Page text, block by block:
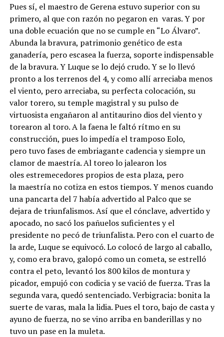
Pues sí, el maestro de Gerena estuvo superior con su
primero, al que con razón no pegaron en varas. Y por
una doble ecuación que no se cumple en “Lo Álvaro”.
Abunda la bravura, patrimonio genético de esta
ganadería, pero escasea la fuerza, soporte indispensable
de la bravura. Y Luque se lo dejó crudo. Y se lo llevó
pronto a los terrenos del 4, y como allí arreciaba menos
el viento, pero arreciaba, su perfecta colocación, su
valor torero, su temple magistral y su pulso de
virtuosista engañaron al antitaurino dios del viento y
torearon al toro. A la faena le faltó rítmo en su
construcción, pues lo impedía el tramposo Eolo,
pero tuvo fases de embriagante cadencia y siempre un
clamor de maestría. Al toreo lo jalearon los
oles estremecedores propios de esta plaza, pero
la maestría no cotiza en estos tiempos. Y menos cuando
una pancarta del 7 había advertido al Palco que se
dejara de triunfalismos. Así que el cónclave, advertido y
apocado, no sacó los pañuelos suficientes y el
presidente no pecó de triunfalista. Pero con el cuarto de
la arde, Luque se equivocó. Lo colocó de largo al caballo,
y, como era bravo, galopó como un cometa, se estrelló
contra el peto, levantó los 800 kilos de montura y
picador, empujó con codicia y se vació de fuerza. Tras la
segunda vara, quedó sentenciado. Verbigracia: bonita la
suerte de varas, mala la lidia. Pues el toro, bajo de casta y
ayuno de fuerza, no se vino arriba en banderillas y no
tuvo un pase en la muleta.